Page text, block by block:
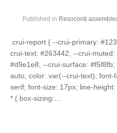
Published in Resoconti
.crui-report { --crui-primary:
crui-text: #263442; --crui-
#d9e1e8; --crui-surface:
auto; color: var(--crui-text); font-
serif; font-size: 17px; line-
* { box-sizing:…